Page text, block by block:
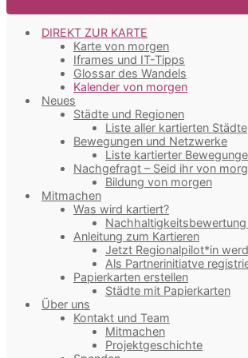
DIREKT ZUR KARTE
Karte von morgen
Iframes und IT-Tipps
Glossar des Wandels
Kalender von morgen
Neues
Städte und Regionen
Liste aller kartierten Städte
Bewegungen und Netzwerke
Liste kartierter
Nachgefragt – Seid ihr von
Bildung von morgen
Mitmachen
Was wird kartiert?
Anleitung zum Kartieren
Jetzt Regionalpilot*in
Als Partnerinitiatve
Papierkarten erstellen
Städte mit Papierkarten
Über uns
Kontakt und Team
Mitmachen
Projektgeschichte